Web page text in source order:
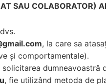
SAU COLABORATOR)
, la care sa
și comportamentale).
solicitarea dumneavoastră
, fie utilizând metoda de